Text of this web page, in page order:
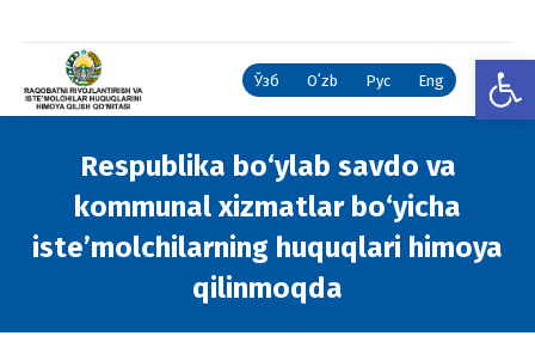
Ўзб Oʻzb Рус Eng
Respublika bo‘ylab savdo va
kommunal xizmatlar bo‘yicha
iste’molchilarning huquqlari himoya
qilinmoqda